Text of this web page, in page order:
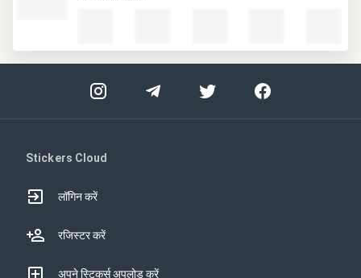
Stickers Cloud
लॉगिन करें
रजिस्टर करें
अपने स्टिकर्स अपलोड करें